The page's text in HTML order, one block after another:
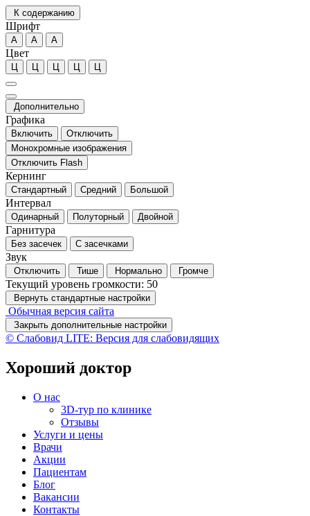
К содержанию
Шрифт
А А А
Цвет
Ц Ц Ц Ц Ц
Дополнительно
Графика
Включить
Отключить
Монохромные изображения
Отключить Flash
Кернинг
Стандартный Средний Большой
Интервал
Одинарный Полуторный Двойной
Гарнитура
Без засечек С засечками
Звук
Отключить Тише Нормально Громче
Текущий уровень громкости: 50
Вернуть стандартные настройки
Обычная версия сайта
Закрыть дополнительные настройки
© Слабовид LITE: Версия для слабовидящих
Хороший доктор
О нас
3D-тур по клинике
Отзывы
Услуги и цены
Врачи
Акции
Пациентам
Блог
Вакансии
Контакты